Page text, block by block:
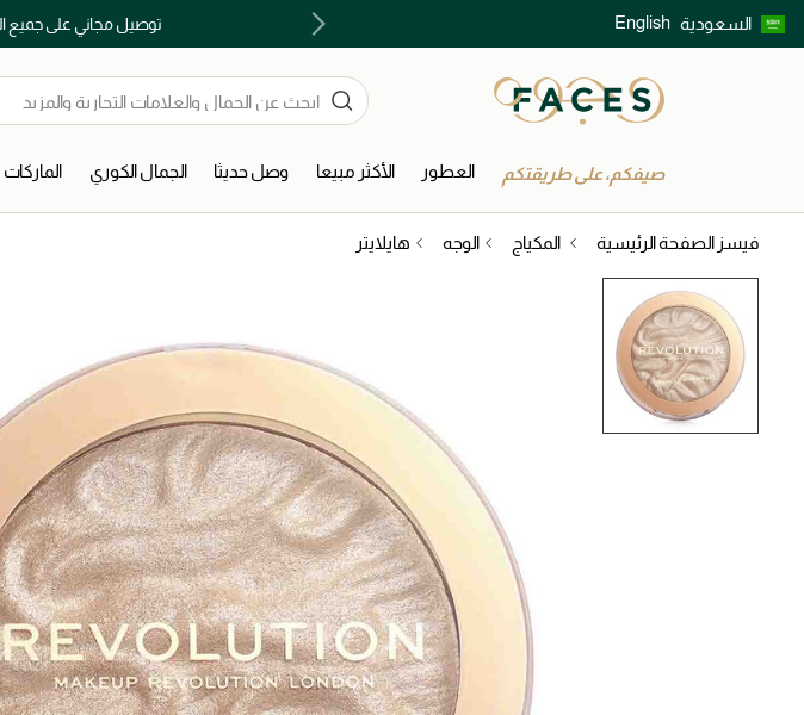
السعودية English توصيل مجاني على جميع اكتشفوا خدمات الجمال المختارة بعناية
صيفكم، على طريقتكم العطور الأكثر مبيعا وصل حديثا الجمال الكوري الماركات
فيسز الصفحة الرئيسية المكياج الوجه هايلايتر